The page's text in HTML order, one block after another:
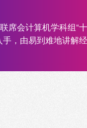
席会计算机学科组“十
，由易到难地讲解经